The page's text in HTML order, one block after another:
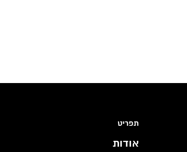
תפריט
אודות